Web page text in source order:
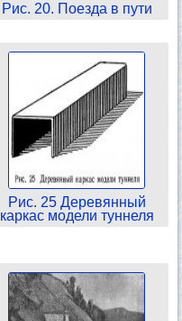
Рис. 20. Поезда в пути
Рис. 25 Деревянный
каркас модели туннеля